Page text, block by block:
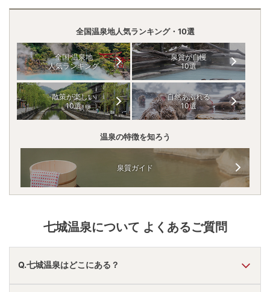
全国温泉地人気ランキング・10選
全国 温泉地
人気ランキング
泉質が自慢
10選
散策が楽しい
10選
自然あふれる
10選
温泉の特徴を知ろう
泉質ガイド
七城温泉について よくあるご質問
Q.七城温泉はどこにある？